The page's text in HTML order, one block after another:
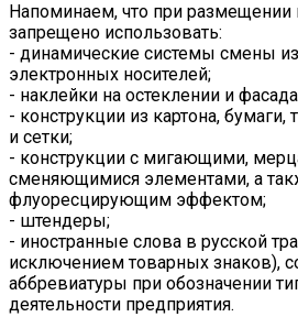
Напоминаем, что при
запрещено использовать:
- динамические системы смены
электронных носителей;
- наклейки на остеклении и
- конструкции из картона, бумаги,
и сетки;
- конструкции с мигающими,
сменяющимися элементами, а
флуоресцирующим эффектом;
- штендеры;
- иностранные слова в русской
исключением товарных знаков),
аббревиатуры при обозначении
деятельности предприятия.